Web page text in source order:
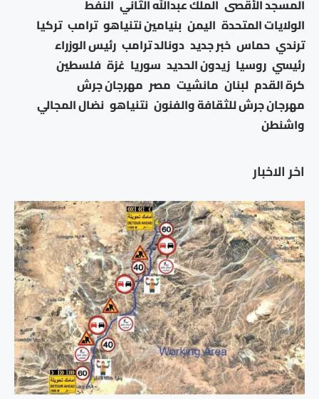
اخر الاخبار
المسجد الأقصى الملك عبدالله الثاني النفط
الولايات المتحدة اليمن بنيامين نتنياهو ترامب تركيا
ترندي حماس خبر جديد دونالد ترامب رئيس الوزراء
رئيسي روسيا زيدون الحديد سوريا غزة فلسطين
كرة القدم لبنان مانشيت مصر مهرجان جرش
مهرجان جرش للثقافة والفنون نتنياهو نضال المجالي
واشنطن